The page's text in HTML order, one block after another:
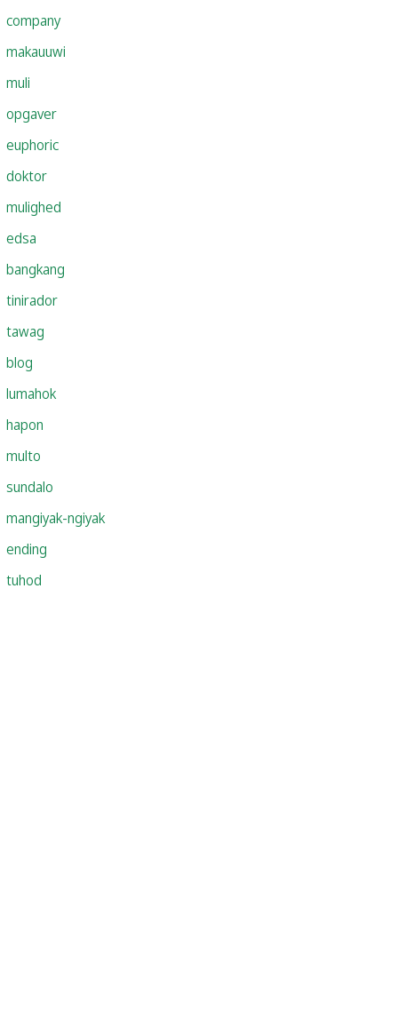
company
makauuwi
muli
opgaver
euphoric
doktor
mulighed
edsa
bangkang
tinirador
tawag
blog
lumahok
hapon
multo
sundalo
mangiyak-ngiyak
ending
tuhod